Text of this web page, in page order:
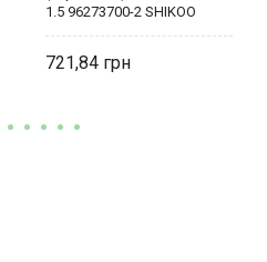
1.5 96273700-2 SHIKOO
721,84